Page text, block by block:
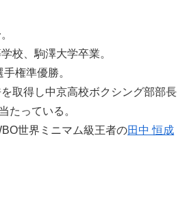
校、駒澤大学卒業。
権準優勝。
を取得し中京高校ボクシング部部長
たっている。
世界ミニマム級王者の田中 恒成